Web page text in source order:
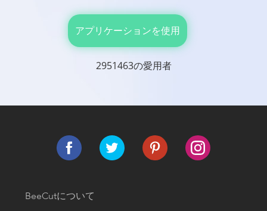
アプリケーションを使用
2951463の愛用者
BeeCutについて